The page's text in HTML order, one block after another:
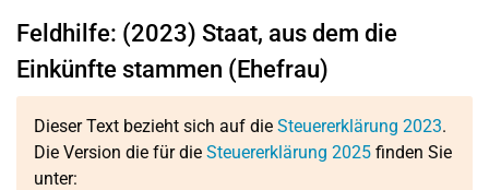
Feldhilfe: (2023) Staat, aus dem die
Einkünfte stammen (Ehefrau)
Dieser Text bezieht sich auf die Steuererklärung 2023.
Die Version die für die Steuererklärung 2025 finden Sie
unter: